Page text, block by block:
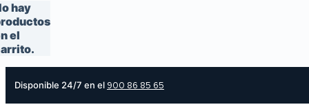
hay
el
Disponible 24/7 en el 900 86 85 65